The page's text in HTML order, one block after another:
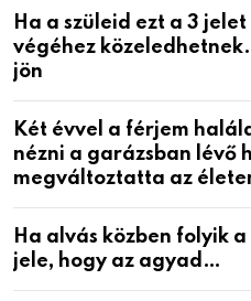
Ha a szüleid ezt a 3
végéhez
jön
Két évvel a férjem
nézni a garázsban lévő
megváltoztatta az
Ha alvás közben folyik
jele, hogy az agyad…